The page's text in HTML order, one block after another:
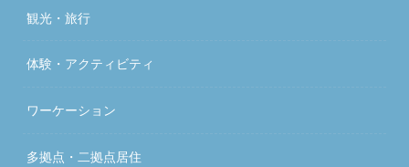
観光・旅行
体験・アクティビティ
ワーケーション
多拠点・二拠点居住